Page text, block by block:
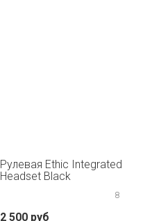
Рулевая Ethic Integrated
Headset Black
8
2 500 руб